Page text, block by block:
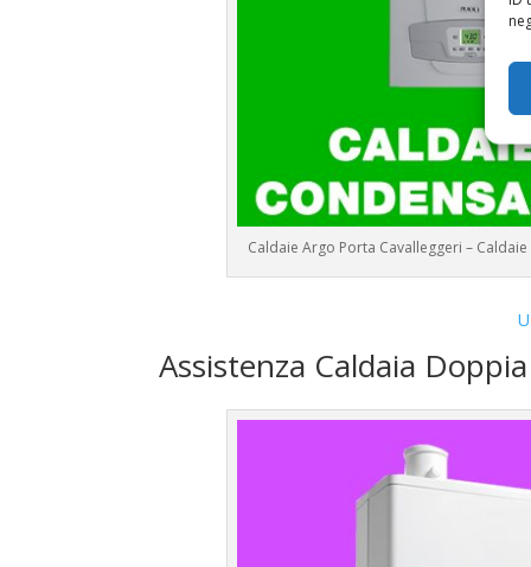
Caldaie Argo Porta Cavalleggeri –
Assistenza Caldaia